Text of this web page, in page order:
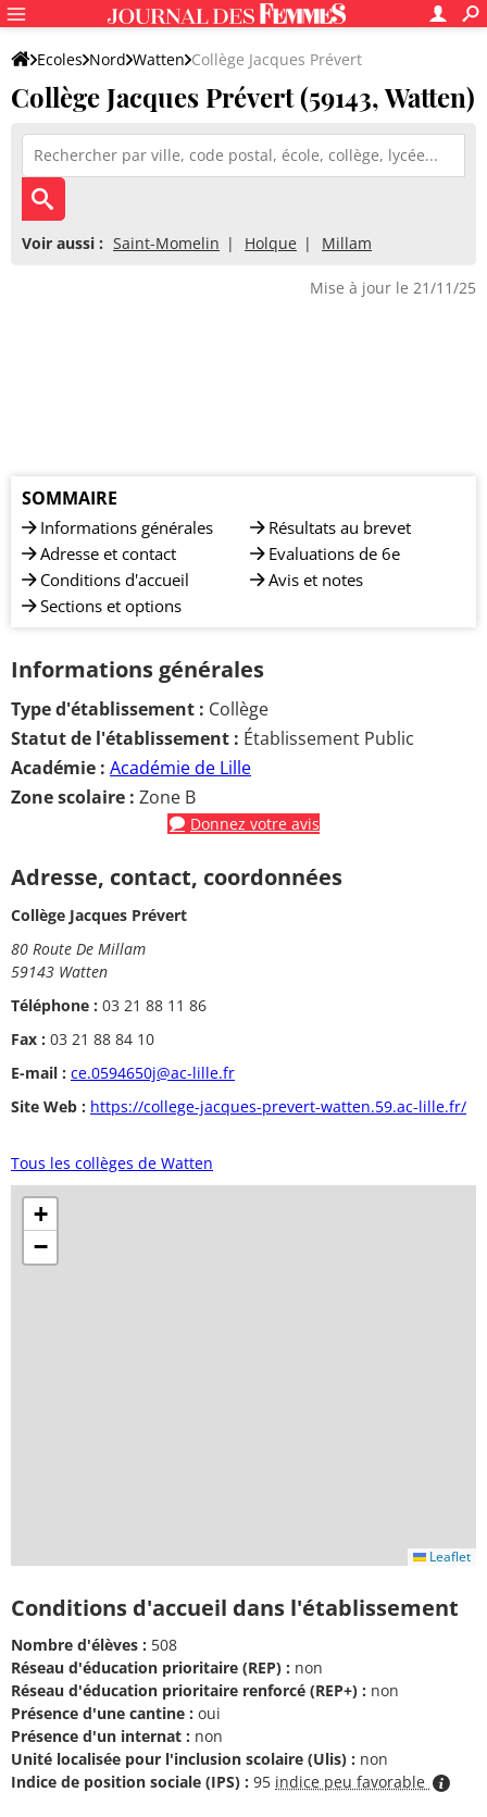
Ecoles Nord Watten Collège Jacques Prévert
Collège Jacques Prévert (59143, Watten)
Voir aussi : Saint-Momelin Holque Millam
Mise à jour le 21/11/25
SOMMAIRE
Informations générales
Adresse et contact
Conditions d'accueil
Sections et options
Résultats au brevet
Evaluations de 6e
Avis et notes
Informations générales
Type d'établissement : Collège
Statut de l'établissement : Établissement Public
Académie : Académie de Lille
Zone scolaire : Zone B
Donnez votre avis
Adresse, contact, coordonnées
Collège Jacques Prévert
80 Route De Millam
59143 Watten
Téléphone : 03 21 88 11 86
Fax : 03 21 88 84 10
E-mail : ce.0594650j@ac-lille.fr
Site Web : https://college-jacques-prevert-watten.59.ac-lille.fr/
Tous les collèges de Watten
+
−
Leaflet
Conditions d'accueil dans l'établissement
Nombre d'élèves : 508
Réseau d'éducation prioritaire (REP) : non
Réseau d'éducation prioritaire renforcé (REP+) : non
Présence d'une cantine : oui
Présence d'un internat : non
Unité localisée pour l'inclusion scolaire (Ulis) : non
Indice de position sociale (IPS) : 95 indice peu favorable